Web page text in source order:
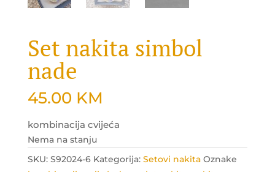
Set nakita simbol
nade
45.00 KM
kombinacija cvijeća
Nema na stanju
SKU: S92024-6 Kategorija: Setovi nakita Oznake